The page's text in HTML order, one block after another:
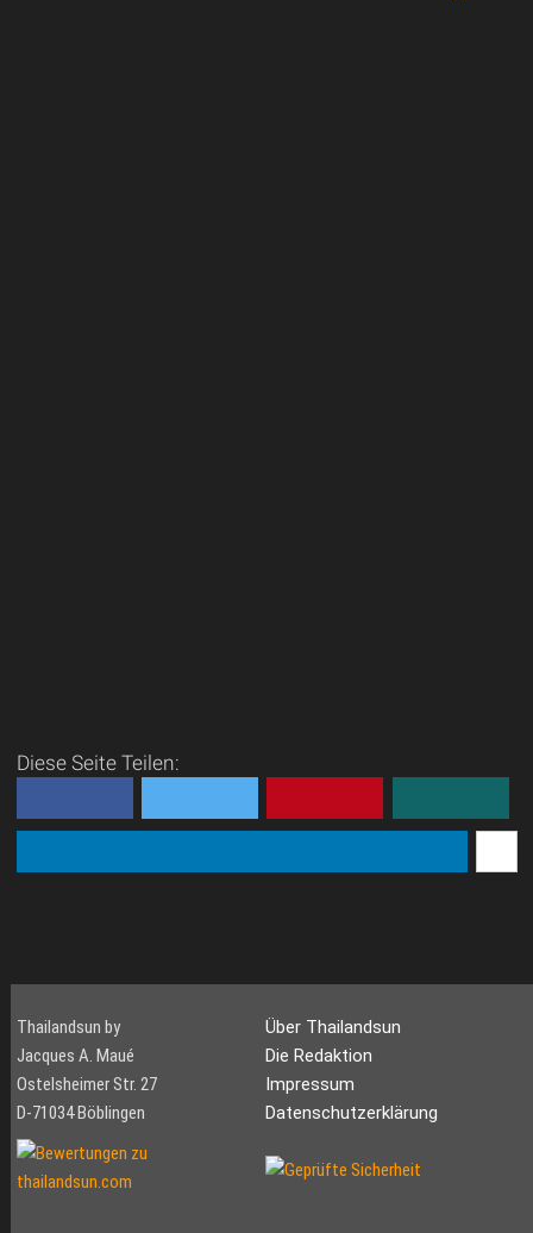
Diese Seite Teilen:
Thailandsun by
Jacques A. Maué
Ostelsheimer Str. 27
D-71034 Böblingen
Über Thailandsun
Die Redaktion
Impressum
Datenschutzerklärung